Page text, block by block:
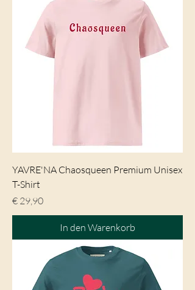
YAVRE'NA Chaosqueen Premium Unisex
T-Shirt
Preis
€ 29,90
In den Warenkorb